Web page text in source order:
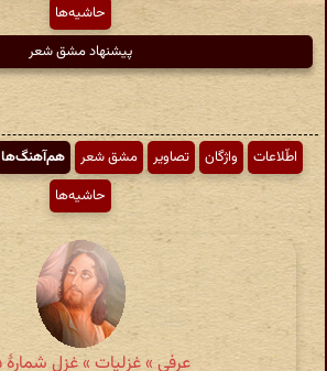
حاشیه‌ها
پیشنهاد مشق شعر
اطّلاعات واژگان تصاویر مشق شعر هم‌آهنگ‌ها
حاشیه‌ها
عرفی » غزلیات » غزل شمارهٔ ۳۹۵